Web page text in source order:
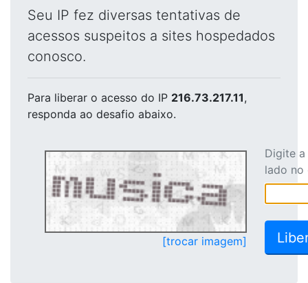
Seu IP fez diversas tentativas de
acessos suspeitos a sites hospedados
conosco.
Para liberar o acesso do IP 216.73.217.11,
responda ao desafio abaixo.
[trocar imagem]
Digite
lado no